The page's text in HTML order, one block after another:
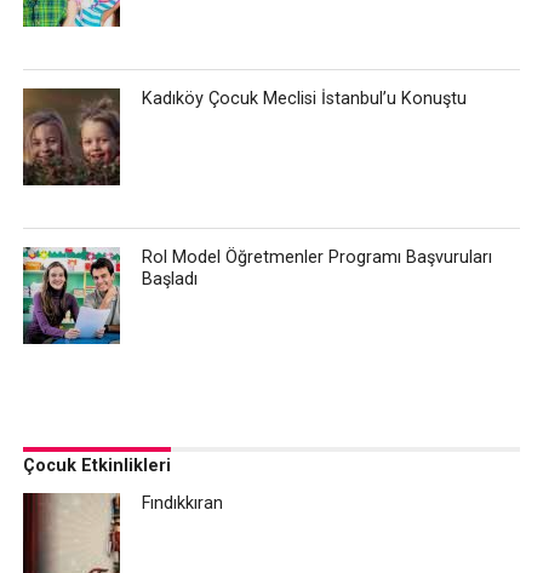
Kadıköy Çocuk Meclisi İstanbul’u Konuştu
Rol Model Öğretmenler Programı Başvuruları
Başladı
Çocuk Etkinlikleri
Fındıkkıran